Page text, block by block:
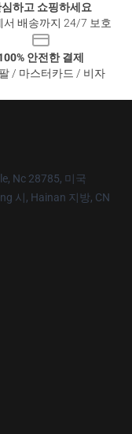
심하고 쇼핑하세요
서 배송까지 24/7 보호
안전한 결제
/ 마스터카드 / 비자
Nc 28785, 미국
시, Hainan 지방, CN